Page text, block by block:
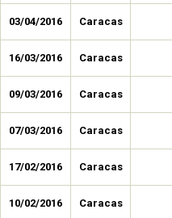
03/04/2016 Caracas
16/03/2016 Caracas
09/03/2016 Caracas
07/03/2016 Caracas
17/02/2016 Caracas
10/02/2016 Caracas